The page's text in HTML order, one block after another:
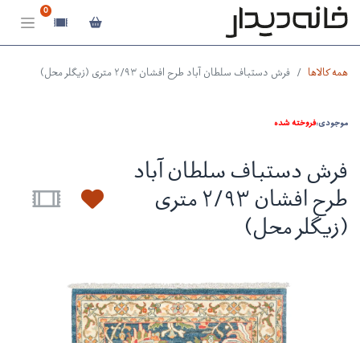
0
همه کالاها فرش دستباف سلطان آباد طرح افشان ۲/۹۳ متری (زیگلر محل)
موجودی:فروخته شده
فرش دستباف سلطان آباد
طرح افشان ۲/۹۳ متری
(زیگلر محل)